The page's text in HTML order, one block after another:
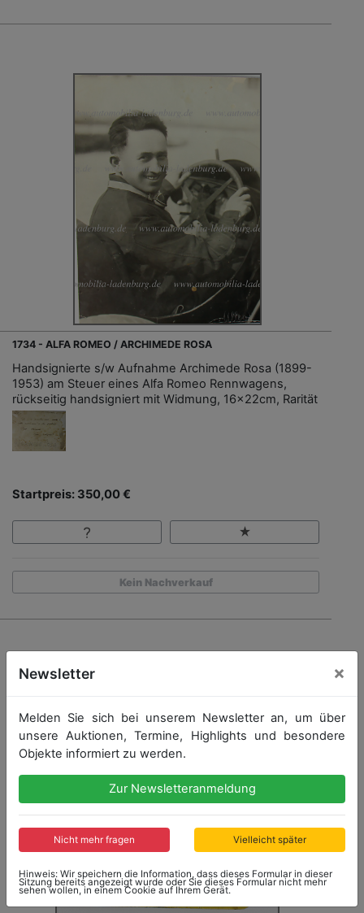
1734 - ALFA ROMEO / ARCHIMEDE ROSA
Handsignierte s/w Aufnahme Archimede Rosa (1899-
1953) am Steuer eines Alfa Romeo Rennwagens,
rückseitig handsigniert mit Widmung, 16x22cm, Rarität
Startpreis: 350,00 €
Kein Nachverkauf
Newsletter ×
Melden Sie sich bei unserem Newsletter an, um über
unsere Auktionen, Termine, Highlights und besondere
Objekte informiert zu werden.
Zur Newsletteranmeldung
Nicht mehr fragen Vielleicht später
Hinweis: Wir speichern die Information, dass dieses Formular in dieser
Sitzung bereits angezeigt wurde oder Sie dieses Formular nicht mehr
sehen wollen, in einem Cookie auf Ihrem Gerät.